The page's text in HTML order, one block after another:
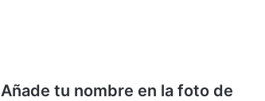
Añade tu nombre en la foto de